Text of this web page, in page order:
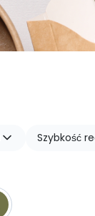
Szybkość